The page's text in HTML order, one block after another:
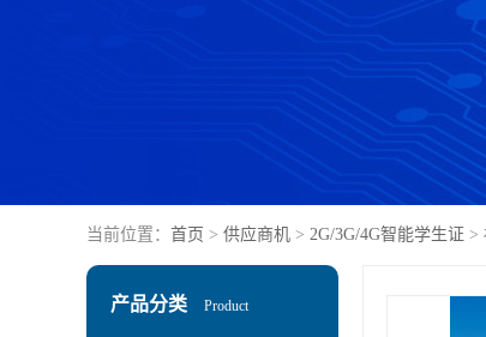
当前位置： 首页 > 供应商机 > 2G/3G/4G智能学生证 >
产品分类 Product